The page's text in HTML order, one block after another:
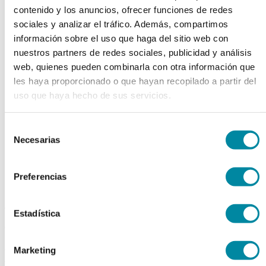
contenido y los anuncios, ofrecer funciones de redes
sociales y analizar el tráfico. Además, compartimos
información sobre el uso que haga del sitio web con
nuestros partners de redes sociales, publicidad y análisis
web, quienes pueden combinarla con otra información que
les haya proporcionado o que hayan recopilado a partir del
uso que haya hecho de sus servicios.
Necesarias
Preferencias
Estadística
Marketing
chevron_left chevron_right
EXTRACTO PROPOLIS